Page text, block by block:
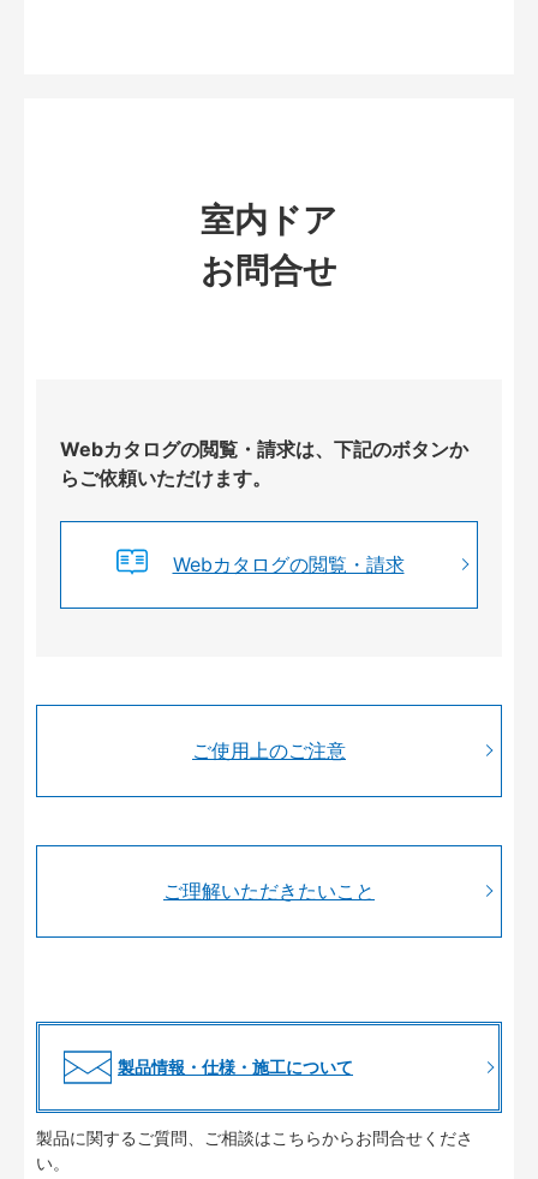
室内ドア
お問合せ
Webカタログの閲覧・請求は、下記のボタンか
らご依頼いただけます。
Webカタログの閲覧・請求
ご使用上のご注意
ご理解いただきたいこと
製品情報・仕様・施工について
製品に関するご質問、ご相談はこちらからお問合せくださ
い。